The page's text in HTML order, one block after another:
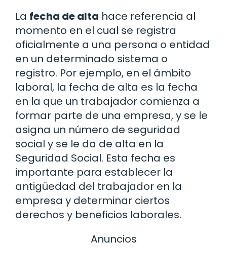
La fecha de alta hace referencia al
momento en el cual se registra
oficialmente a una persona o entidad
en un determinado sistema o
registro. Por ejemplo, en el ámbito
laboral, la fecha de alta es la fecha
en la que un trabajador comienza a
formar parte de una empresa, y se le
asigna un número de seguridad
social y se le da de alta en la
Seguridad Social. Esta fecha es
importante para establecer la
antigüedad del trabajador en la
empresa y determinar ciertos
derechos y beneficios laborales.
Anuncios